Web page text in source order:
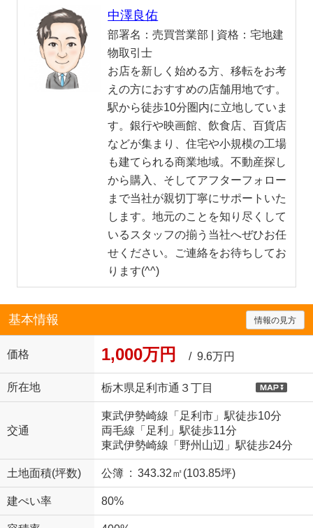
中澤良佑
部署名：売買営業部 | 資格：宅地建
物取引士
お店を新しく始める方、移転をお考
えの方におすすめの店舗用地です。
駅から徒歩10分圏内に立地していま
す。銀行や映画館、飲食店、百貨店
などが集まり、住宅や小規模の工場
も建てられる商業地域。不動産探し
から購入、そしてアフターフォロー
まで当社が親切丁寧にサポートいた
します。地元のことを知り尽くして
いるスタッフの揃う当社へぜひお任
せください。ご連絡をお待ちしてお
ります(^^)
基本情報 情報の見方
価格 1,000万円 / 9.6万円
所在地 栃木県足利市通３丁目
交通
東武伊勢崎線「足利市」駅徒歩10分
両毛線「足利」駅徒歩11分
東武伊勢崎線「野州山辺」駅徒歩24分
土地面積(坪数) 公簿 : 343.32㎡(103.85坪)
建ぺい率 80%